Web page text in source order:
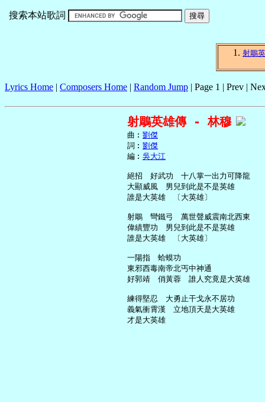
搜索本站歌詞
射鵰
Lyrics Home | Composers Home | Random Jump | Page 1 | Prev |
射鵰英雄傳 - 林穆
     曲︰
劉傑
     詞︰
劉傑
     編︰
吳大江
     絕招　好武功　十八掌一出力可降龍
     大顯威風　男兒到此是不是英雄
     誰是大英雄　〔大英雄〕
     射鵰　彎鐵弓　萬世聲威震南北西東
     偉績豐功　男兒到此是不是英雄
     誰是大英雄　〔大英雄〕
     一陽指　蛤蟆功
     東邪西毒南帝北丐中神通
     好郭靖　俏黃蓉　誰人究竟是大英雄
     練得堅忍　大勇止干戈永不居功
     義氣衝霄漢　立地頂天是大英雄